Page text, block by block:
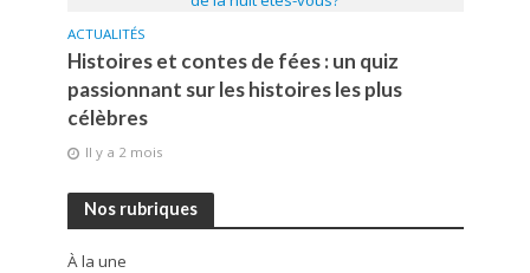
ACTUALITÉS
Histoires et contes de fées : un quiz
passionnant sur les histoires les plus
célèbres
Il y a 2 mois
Nos rubriques
À la une